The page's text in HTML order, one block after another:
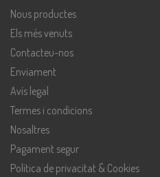
Nous productes
Els més venuts
Contacteu-nos
Enviament
Avís legal
Termes i condicions
Nosaltres
Pagament segur
Política de privacitat & Cookies